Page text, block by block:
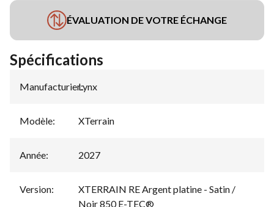
ÉVALUATION DE VOTRE ÉCHANGE
Spécifications
Manufacturier:
Lynx
Modèle: XTerrain
Année: 2027
Version:
XTERRAIN RE Argent platine - Satin /
Noir 850 E-TEC®